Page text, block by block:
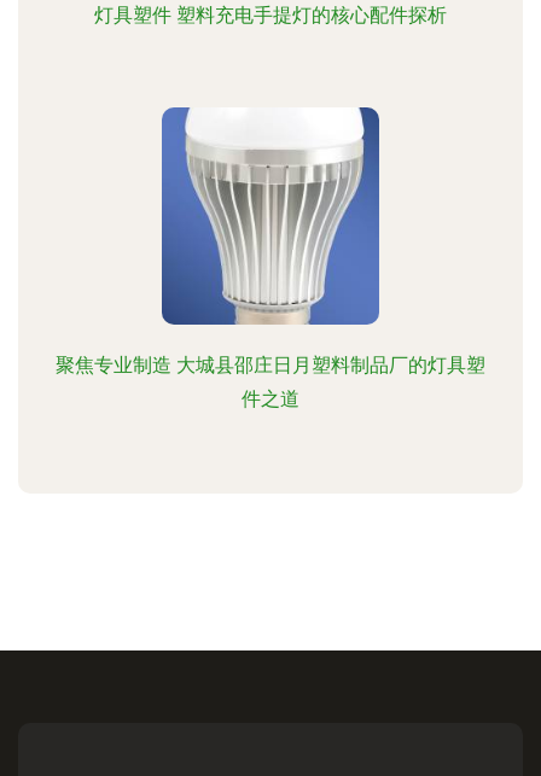
灯具塑件 塑料充电手提灯的核心配件探析
聚焦专业制造 大城县邵庄日月塑料制品厂的灯具塑
件之道